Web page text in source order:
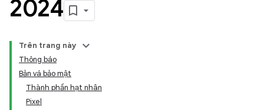
2024
Trên trang này
Thông báo
Bản vá bảo mật
Thành phần hạt nhân
Pixel